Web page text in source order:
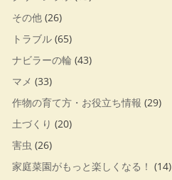
その他 (26)
トラブル (65)
ナビラーの輪 (43)
マメ (33)
作物の育て方・お役立ち情報 (29)
土づくり (20)
害虫 (26)
家庭菜園がもっと楽しくなる！ (14)